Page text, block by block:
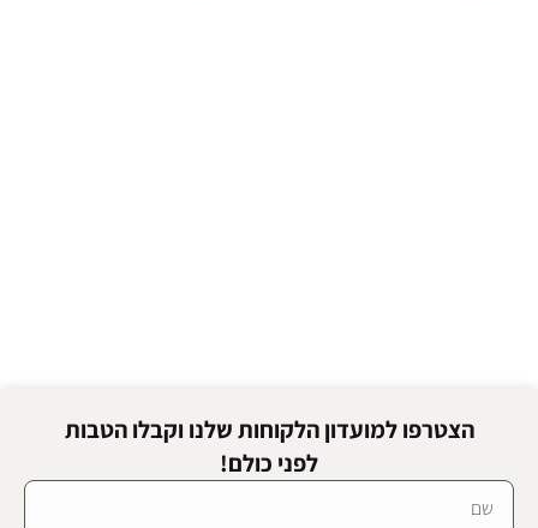
הצטרפו למועדון הלקוחות שלנו וקבלו הטבות
לפני כולם!